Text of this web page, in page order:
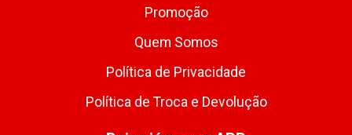
Promoção
Quem Somos
Política de Privacidade
Política de Troca e Devolução